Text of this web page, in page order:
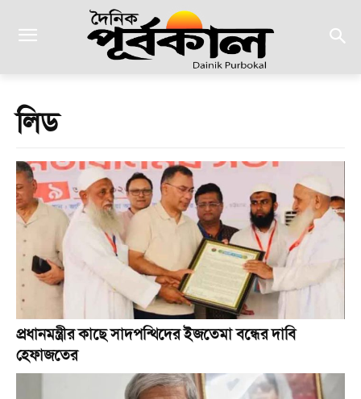
লিড
প্রধানমন্ত্রীর কাছে সাদপন্থিদের ইজতেমা বন্ধের দাবি
হেফাজতের